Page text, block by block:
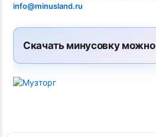
info@minusland.ru
Скачать минусовку можно